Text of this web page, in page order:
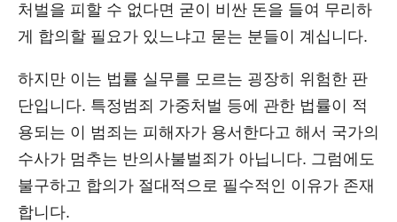
처벌을 피할 수 없다면 굳이 비싼 돈을 들여 무리하
게 합의할 필요가 있느냐고 묻는 분들이 계십니다.
하지만 이는 법률 실무를 모르는 굉장히 위험한 판
단입니다. 특정범죄 가중처벌 등에 관한 법률이 적
용되는 이 범죄는 피해자가 용서한다고 해서 국가의
수사가 멈추는 반의사불벌죄가 아닙니다. 그럼에도
불구하고 합의가 절대적으로 필수적인 이유가 존재
합니다.